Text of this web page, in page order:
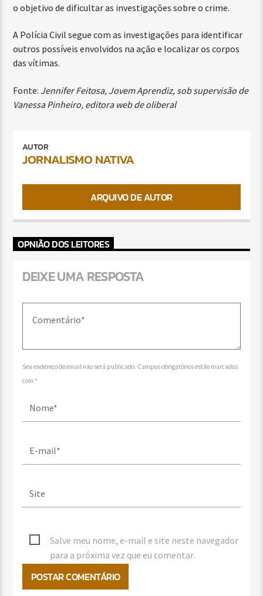
o objetivo de dificultar as investigações sobre o crime.
A Polícia Civil segue com as investigações para identificar
outros possíveis envolvidos na ação e localizar os corpos
das vítimas.
Fonte: Jennifer Feitosa, Jovem Aprendiz, sob supervisão de
Vanessa Pinheiro, editora web de oliberal
AUTOR
JORNALISMO NATIVA
ARQUIVO DE AUTOR
OPNIÃO DOS LEITORES
DEIXE UMA RESPOSTA
Seu endereço de email não será publicado. Campos obrigatórios estão marcados
com *
Salve meu nome, e-mail e site neste navegador
para a próxima vez que eu comentar.